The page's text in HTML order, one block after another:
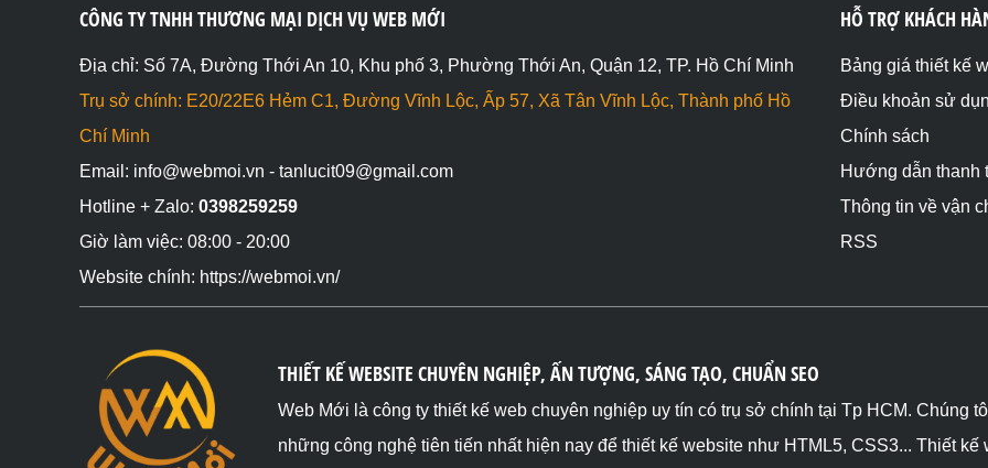
CÔNG TY TNHH THƯƠNG MẠI DỊCH VỤ WEB MỚI
Địa chỉ: Số 7A, Đường Thới An 10, Khu phố 3, Phường Thới An, Quận 12, TP. Hồ Chí Minh
Trụ sở chính: E20/22E6 Hẻm C1, Đường Vĩnh Lộc, Ấp 57, Xã Tân Vĩnh Lộc, Thành phố Hồ
Chí Minh
Email: info@webmoi.vn - tanlucit09@gmail.com
Hotline + Zalo: 0398259259
Giờ làm việc: 08:00 - 20:00
Website chính: https://webmoi.vn/
HỖ TRỢ KHÁCH
Bảng giá thiết kế
Điều khoản sử
Chính sách
Hướng dẫn thanh
Thông tin về vận
RSS
THIẾT KẾ WEBSITE CHUYÊN NGHIỆP, ẤN TƯỢNG, SÁNG TẠO, CHUẨN SEO
Web Mới là công ty thiết kế web chuyên nghiệp uy tín có trụ sở chính tại Tp HCM. Chúng
những công nghệ tiên tiến nhất hiện nay để thiết kế website như HTML5, CSS3... Thiết